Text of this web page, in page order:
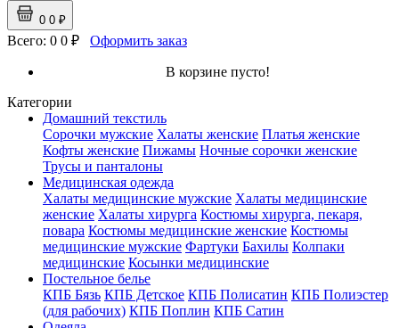
0 0 ₽
Всего: 0 0 ₽ Оформить заказ
В корзине пусто!
Категории
Домашний текстиль
Сорочки мужские Халаты женские Платья женские
Кофты женские Пижамы Ночные сорочки женские
Трусы и панталоны
Медицинская одежда
Халаты медицинские мужские Халаты медицинские
женские Халаты хирурга Костюмы хирурга, пекаря,
повара Костюмы медицинские женские Костюмы
медицинские мужские Фартуки Бахилы Колпаки
медицинские Косынки медицинские
Постельное белье
КПБ Бязь КПБ Детское КПБ Полисатин КПБ Полиэстер
(для рабочих) КПБ Поплин КПБ Сатин